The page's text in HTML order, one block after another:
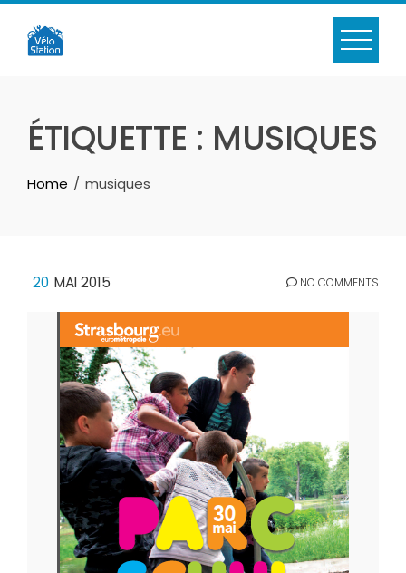
Skip
content
ÉTIQUETTE : MUSIQUES
Home musiques
20 MAI 2015 NO COMMENTS